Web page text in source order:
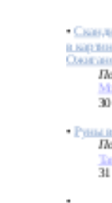
Руны